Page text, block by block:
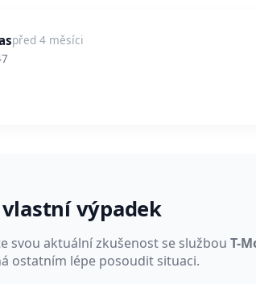
před 4 měsíci
výpadek
svou aktuální zkušenost se službou T-
ostatním lépe posoudit situaci.